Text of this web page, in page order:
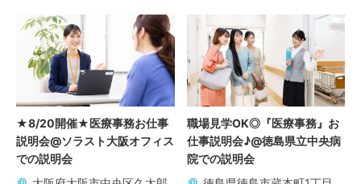
★8/20開催★医療事務お仕事
説明会@ソラスト大阪オフィス
での説明会
職場見学OK◎『医療事務』お
仕事説明会♪@徳島県立中央病
院での説明会